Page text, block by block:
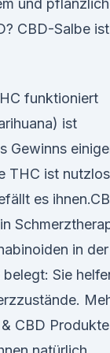
und
CBD-Salbe ist
funktioniert
ist
Gewinns
THC ist
es
in der
Sie
CBD